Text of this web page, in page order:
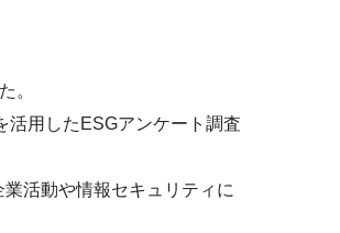
。
活用したESGアンケート調査
活動や情報セキュリティに